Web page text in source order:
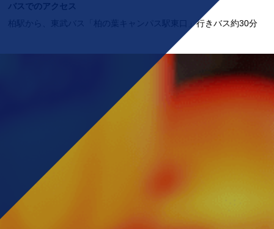
バスでのアクセス
柏駅から、東武バス「柏の葉キャンパス駅東口」行きバス約30分